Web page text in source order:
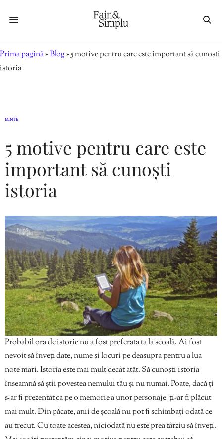
Prima pagină»Blog»5 motive pentru care este important să cunoști
istoria
MINTE
5 motive pentru care este
important să cunoști
istoria
Probabil ora de istorie nu a fost preferata ta la școală. Ai fost
nevoit să înveți date, nume și locuri pe deasupra pentru a lua
note mari. Istoria este mai mult decât atât. Să cunoști istoria
înseamnă să știi povestea nemului tău și nu numai. Poate, dacă ți
s-ar fi prezentat ca pe o memorie a unor personaje, ți-ar fi plăcut
mai mult. Din păcate, anii de școală nu pot fi schimbați odată ce
au trecut. Cu toate acestea, niciodată nu este prea târziu să înveți.